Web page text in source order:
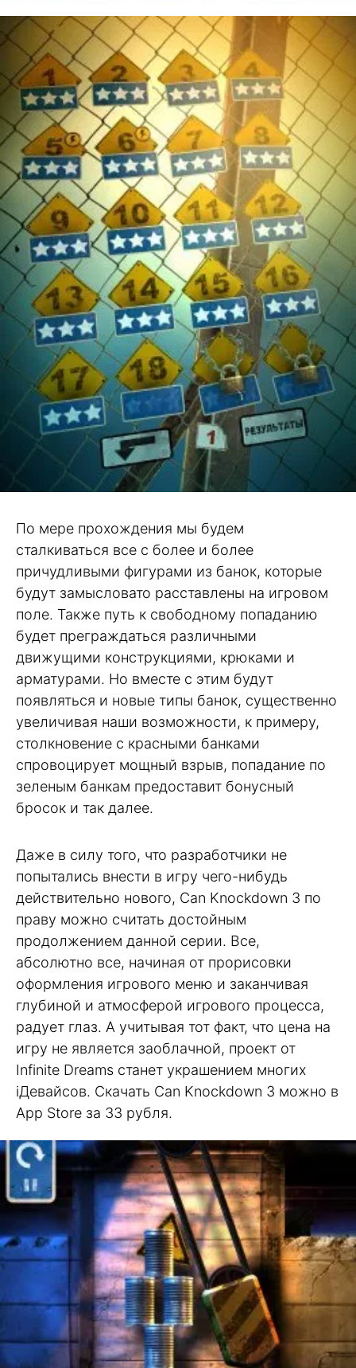
По мере прохождения мы будем
сталкиваться все с более и более
причудливыми фигурами из банок, которые
будут замысловато расставлены на игровом
поле. Также путь к свободному попаданию
будет преграждаться различными
движущими конструкциями, крюками и
арматурами. Но вместе с этим будут
появляться и новые типы банок, существенно
увеличивая наши возможности, к примеру,
столкновение с красными банками
спровоцирует мощный взрыв, попадание по
зеленым банкам предоставит бонусный
бросок и так далее.
Даже в силу того, что разработчики не
попытались внести в игру чего-нибудь
действительно нового, Can Knockdown 3 по
праву можно считать достойным
продолжением данной серии. Все,
абсолютно все, начиная от прорисовки
оформления игрового меню и заканчивая
глубиной и атмосферой игрового процесса,
радует глаз. А учитывая тот факт, что цена на
игру не является заоблачной, проект от
Infinite Dreams станет украшением многих
iДевайсов. Скачать Can Knockdown 3 можно в
App Store за 33 рубля.